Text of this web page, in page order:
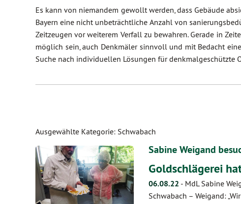
Es kann von niemandem gewollt werden, dass Gebäude
Bayern eine nicht unbeträchtliche Anzahl von
Zeitzeugen vor weiterem Verfall zu bewahren. Gerade in
möglich sein, auch Denkmäler sinnvoll und mit Bedacht
Suche nach individuellen Lösungen für denkmalgeschützte
Ausgewählte Kategorie: Schwabach
Sabine Weigand
Goldschlägerei
06.08.22 - MdL Sabine
Schwabach – Weigand: